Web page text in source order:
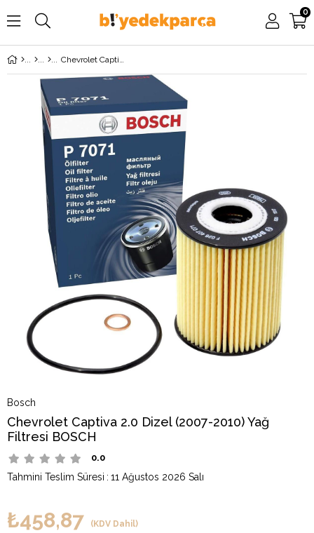
0
Chevrolet Captiva 2.0 Dizel (2007-2010) Yağ Filtresi BOSCH
Bosch
Chevrolet Captiva 2.0 Dizel (2007-2010) Yağ
Filtresi BOSCH
0.0
Tahmini Teslim Süresi : 11 Ağustos 2026 Salı
₺458,87 (KDV Dahil)